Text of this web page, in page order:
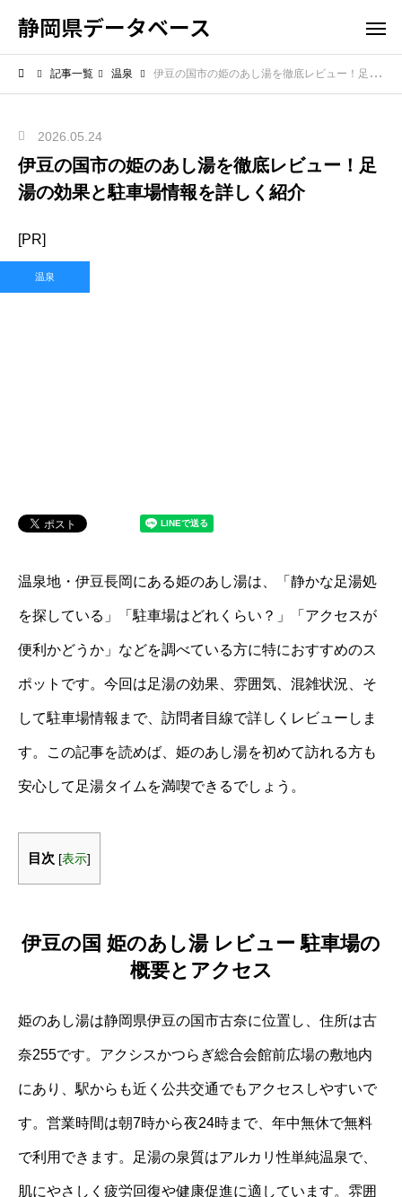
静岡県データベース
記事一覧 温泉 伊豆の国市の姫のあし湯を徹底レビュー！足湯の効果と駐車場情報を詳しく紹介
2026.05.24
伊豆の国市の姫のあし湯を徹底レビュー！足
湯の効果と駐車場情報を詳しく紹介
[PR]
温泉
温泉地・伊豆長岡にある姫のあし湯は、「静かな足湯処
を探している」「駐車場はどれくらい？」「アクセスが
便利かどうか」などを調べている方に特におすすめのス
ポットです。今回は足湯の効果、雰囲気、混雑状況、そ
して駐車場情報まで、訪問者目線で詳しくレビューしま
す。この記事を読めば、姫のあし湯を初めて訪れる方も
安心して足湯タイムを満喫できるでしょう。
目次 [表示]
伊豆の国 姫のあし湯 レビュー 駐車場の
概要とアクセス
姫のあし湯は静岡県伊豆の国市古奈に位置し、住所は古
奈255です。アクシスかつらぎ総合会館前広場の敷地内
にあり、駅からも近く公共交通でもアクセスしやすいで
す。営業時間は朝7時から夜24時まで、年中無休で無料
で利用できます。足湯の泉質はアルカリ性単純温泉で、
肌にやさしく疲労回復や健康促進に適しています。雰囲